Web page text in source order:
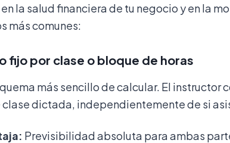
la salud financiera de tu negocio y en la
más comunes:
fijo por clase o bloque de horas
más sencillo de calcular. El
clase dictada, independientemente de si
Previsibilidad absoluta para ambas